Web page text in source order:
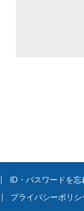
ID・パスワードを
プライバシーポリシ